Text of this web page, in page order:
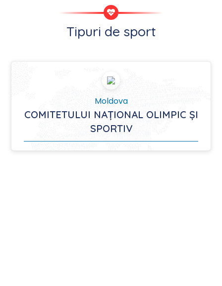
Tipuri de sport
Moldova
COMITETULUI NAȚIONAL OLIMPIC ȘI
SPORTIV